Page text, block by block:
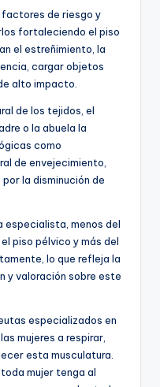
factores de riesgo y
fortaleciendo el piso
el estreñimiento, la
cargar objetos
alto impacto.
de los tejidos, el
o la abuela la
como
de envejecimiento,
la disminución de
especialista, menos del
piso pélvico y más del
lo que refleja la
y valoración sobre este
especializados en
mujeres a respirar,
esta musculatura.
mujer tenga al